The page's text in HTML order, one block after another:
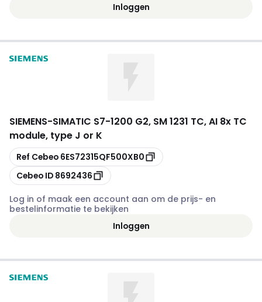
Inloggen
SIEMENS-SIMATIC S7-1200 G2, SM 1231 TC, AI 8x TC
module, type J or K
Kopiëren
Ref Cebeo 6ES72315QF500XB0
Kopiëren
Cebeo ID 8692436
Log in of maak een account aan om de prijs- en
bestelinformatie te bekijken
Inloggen